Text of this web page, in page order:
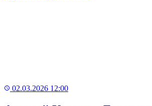
02.03.2026 12:00